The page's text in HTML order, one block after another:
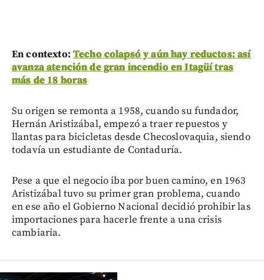
En contexto: Techo colapsó y aún hay reductos: así
avanza atención de gran incendio en Itagüí tras
más de 18 horas
Su origen se remonta a 1958, cuando su fundador,
Hernán Aristizábal, empezó a traer repuestos y
llantas para bicicletas desde Checoslovaquia, siendo
todavía un estudiante de Contaduría.
Pese a que el negocio iba por buen camino, en 1963
Aristizábal tuvo su primer gran problema, cuando
en ese año el Gobierno Nacional decidió prohibir las
importaciones para hacerle frente a una crisis
cambiaria.